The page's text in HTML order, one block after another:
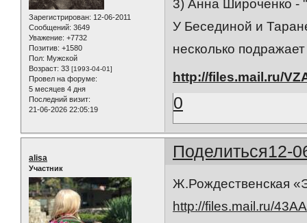
Зарегистрирован: 12-06-2011
Сообщений: 3649
Уважение: +7732
Позитив: +1580
Пол: Мужской
Возраст: 33 [1993-04-01]
Провел на форуме:
5 месяцев 4 дня
Последний визит:
21-06-2026 22:05:19
3) Анна Широченко -
У Бесединой и
несколько
http://files.mail.ru/
0
Поделиться12-
alisa
Участник
Ж.Рождественская
http://files.mail.ru/